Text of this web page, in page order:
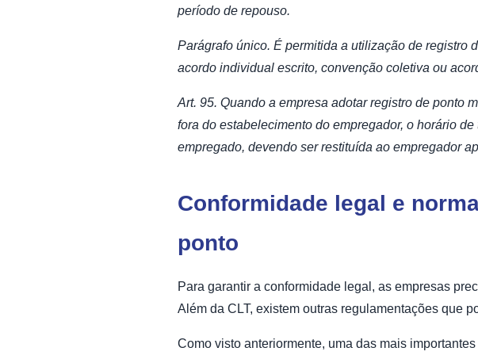
período de repouso.
Parágrafo único. É permitida a utilização de registro
acordo individual escrito, convenção coletiva ou
Art. 95. Quando a empresa adotar registro de ponto
fora do estabelecimento do empregador, o horário
empregado, devendo ser restituída ao empregador
Conformidade legal e
ponto
Para garantir a conformidade legal, as empresas
Além da CLT, existem outras regulamentações que
Como visto anteriormente, uma das mais